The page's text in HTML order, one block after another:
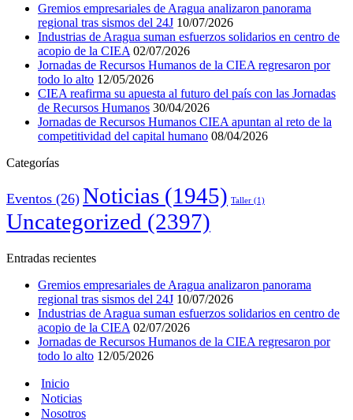
Gremios empresariales de Aragua analizaron panorama
regional tras sismos del 24J 10/07/2026
Industrias de Aragua suman esfuerzos solidarios en centro de
acopio de la CIEA 02/07/2026
Jornadas de Recursos Humanos de la CIEA regresaron por
todo lo alto 12/05/2026
CIEA reafirma su apuesta al futuro del país con las Jornadas
de Recursos Humanos 30/04/2026
Jornadas de Recursos Humanos CIEA apuntan al reto de la
competitividad del capital humano 08/04/2026
Categorías
Eventos (26) Noticias (1945) Taller (1)
Uncategorized (2397)
Entradas recientes
Gremios empresariales de Aragua analizaron panorama
regional tras sismos del 24J 10/07/2026
Industrias de Aragua suman esfuerzos solidarios en centro de
acopio de la CIEA 02/07/2026
Jornadas de Recursos Humanos de la CIEA regresaron por
todo lo alto 12/05/2026
Inicio
Noticias
Nosotros